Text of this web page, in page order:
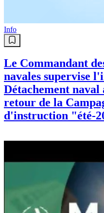
Info
Le Commandant
navales supervise
Détachement naval
retour de la
d'instruction "été-